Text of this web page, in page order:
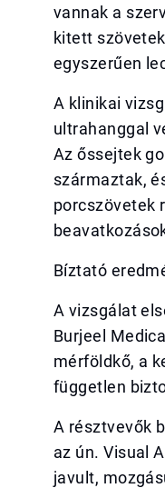
vannak a
kitett
egyszerűen
A klinikai
ultrahanggal
Az őssejtek
származtak,
porcszövetek
Bíztató
A vizsgálat
Burjeel
mérföldkő, a
független
A résztvevők
az ún. Visual
javult,